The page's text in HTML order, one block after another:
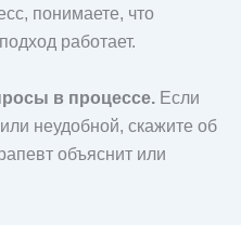
понимаете, что
работает.
в процессе.Если
неудобной, скажите об
объяснит или